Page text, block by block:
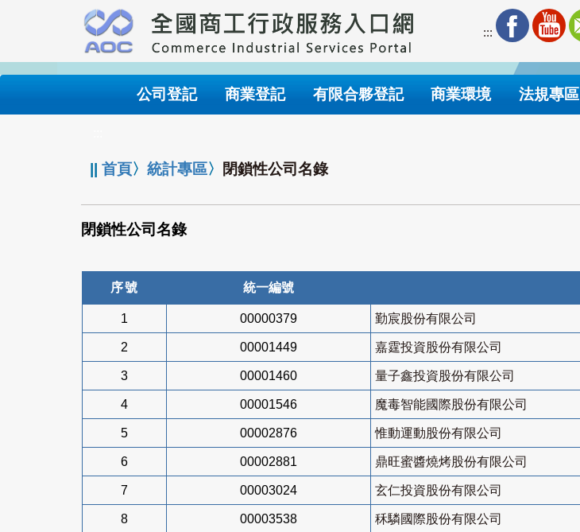
要
內
:::
公司登記 商業登記 有限合夥登記 商業環境 法規專區
||首頁〉統計專區〉 閉鎖性公司名錄
閉鎖性公司名錄
序號 統一編號
1 00000379 勤宸股份有限公司
2 00001449 嘉霆投資股份有限公司
3 00001460 量子鑫投資股份有限公司
4 00001546 魔毒智能國際股份有限公司
5 00002876 惟動運動股份有限公司
6 00002881 鼎旺蜜醬燒烤股份有限公司
7 00003024 玄仁投資股份有限公司
8 00003538 秝驎國際股份有限公司